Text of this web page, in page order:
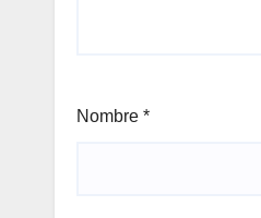
Nombre *